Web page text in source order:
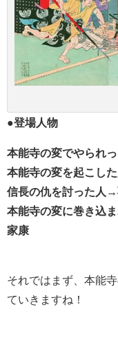
●登場人物
本能寺の変でやられ
本能寺の変を起こし
信長の仇を討った人
本能寺の変に巻き込
家康
それではまず、本能
ていきますね！